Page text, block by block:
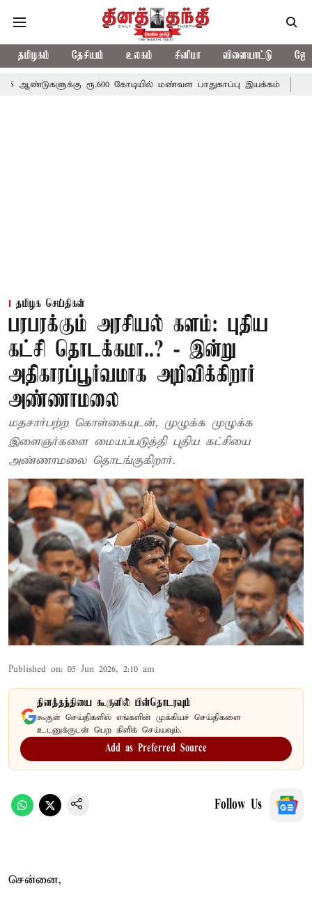
தமிழகம் தேசியம் உலகம் சினிமா விளையாட்டு
ரூ.600 கோடியில் மண்வள பாதுகாப்பு இயக்கம்
தமிழக செய்திகள்
பரபரக்கும் அரசியல் களம்: புதிய
கட்சி தொடக்கமா..? - இன்று
அதிகாரப்பூர்வமாக அறிவிக்கிறார்
அண்ணாமலை
மதசார்பற்ற கொள்கையுடன், முழுக்க முழுக்க
இளைஞர்களை மையப்படுத்தி புதிய கட்சியை
அண்ணாமலை தொடங்குகிறார்.
Published on: 05 Jun 2026, 2:10 am
தினத்தந்தியை கூகுளில் பின்தொடரவும்
கூகுள் செய்திகளில் எங்களின் முக்கியச் செய்திகளை
உடனுக்குடன் பெற கிளிக் செய்யவும்.
Add as Preferred Source
Follow Us
சென்னை,